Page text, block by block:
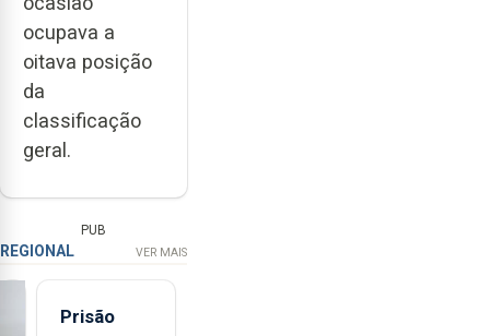
ocupava a
oitava posição
da
classificação
geral.
PUB
REGIONAL VER MAIS
Prisão